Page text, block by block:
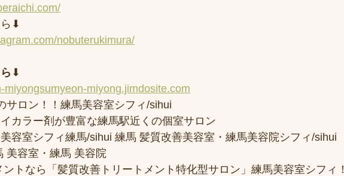
⬇︎
nobuterukimura/
⬇︎
miyongsumyeon-miyong.jimdosite.com
サロン！！練馬美容室シフィ/sihui
カラー剤が豊富な練馬駅近くの個室サロン
容室シフィ練馬/sihui 練馬 髪質改善美容室・練馬美容院シフィ/sihui
美容室・練馬 美容院
トなら「髪質改善トリートメント特化型サロン」練馬美容室シフィ！